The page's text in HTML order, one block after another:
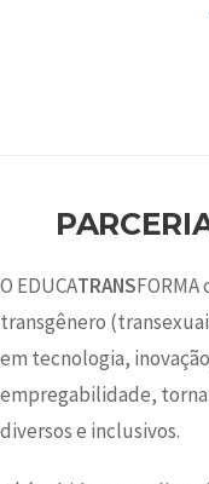
O EDUCATRANS
transgênero
em tecnologia,
empregabilidade,
diversos e inclusivos.